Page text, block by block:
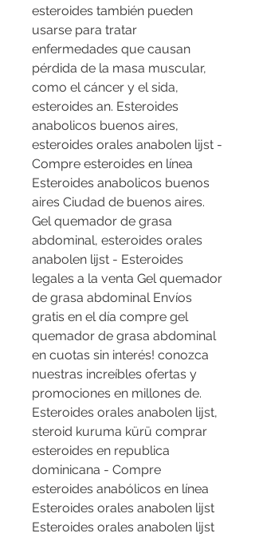
esteroides también pueden
usarse para tratar
enfermedades que causan
pérdida de la masa muscular,
como el cáncer y el sida,
esteroides an. Esteroides
anabolicos buenos aires,
esteroides orales anabolen lijst -
Compre esteroides en línea
Esteroides anabolicos buenos
aires Ciudad de buenos aires.
Gel quemador de grasa
abdominal, esteroides orales
anabolen lijst - Esteroides
legales a la venta Gel quemador
de grasa abdominal Envíos
gratis en el día compre gel
quemador de grasa abdominal
en cuotas sin interés! conozca
nuestras increíbles ofertas y
promociones en millones de.
Esteroides orales anabolen lijst,
steroid kuruma kürü comprar
esteroides en republica
dominicana - Compre
esteroides anabólicos en línea
Esteroides orales anabolen lijst
Esteroides orales anabolen lijst